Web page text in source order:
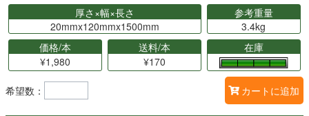
厚さ×幅×長さ
20mmx120mmx1500mm
参考重量
3.4kg
価格/本
¥1,980
送料/本
¥170
在庫
希望数： カートに追加